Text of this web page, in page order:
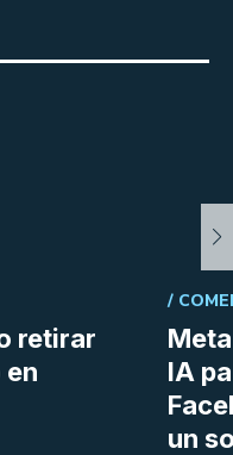
retirar
IA
un
/